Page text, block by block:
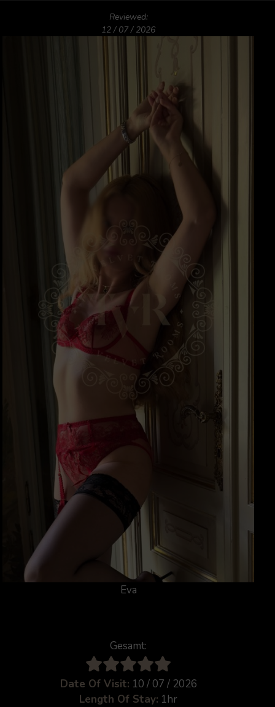
Reviewed:
12 / 07 / 2026
Eva
Gesamt:
Date Of Visit: 10 / 07 / 2026
Length Of Stay: 1hr